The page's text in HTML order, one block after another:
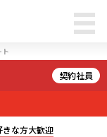
契約社員
な方大歓迎